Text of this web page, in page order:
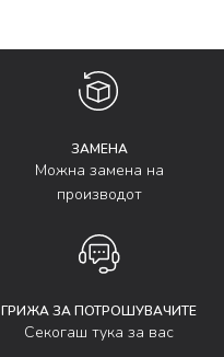
ЗАМЕНА
Можна замена на
производот
ГРИЖА ЗА ПОТРОШУВАЧИТЕ
Секогаш тука за вас